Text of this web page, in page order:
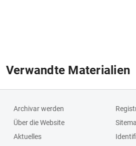
Verwandte Materialien
Archivar werden
Über die Website
Aktuelles